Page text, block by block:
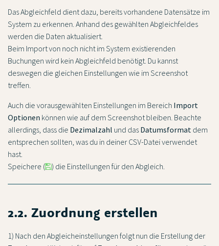
Das Abgleichfeld dient dazu, bereits vorhandene Datensätze im
System zu erkennen. Anhand des gewählten Abgleichfeldes
werden die Daten aktualisiert.
Beim Import von noch nicht im System existierenden
Buchungen wird kein Abgleichfeld benötigt. Du kannst
deswegen die gleichen Einstellungen wie im Screenshot
treffen.
Auch die vorausgewählten Einstellungen im Bereich Import
Optionen können wie auf dem Screenshot bleiben. Beachte
allerdings, dass die Dezimalzahl und das Datumsformat dem
entsprechen sollten, was du in deiner CSV-Datei verwendet
hast.
Speichere (
) die Einstellungen für den Abgleich.
2.2. Zuordnung erstellen
1) Nach den Abgleicheinstellungen folgt nun die Erstellung der